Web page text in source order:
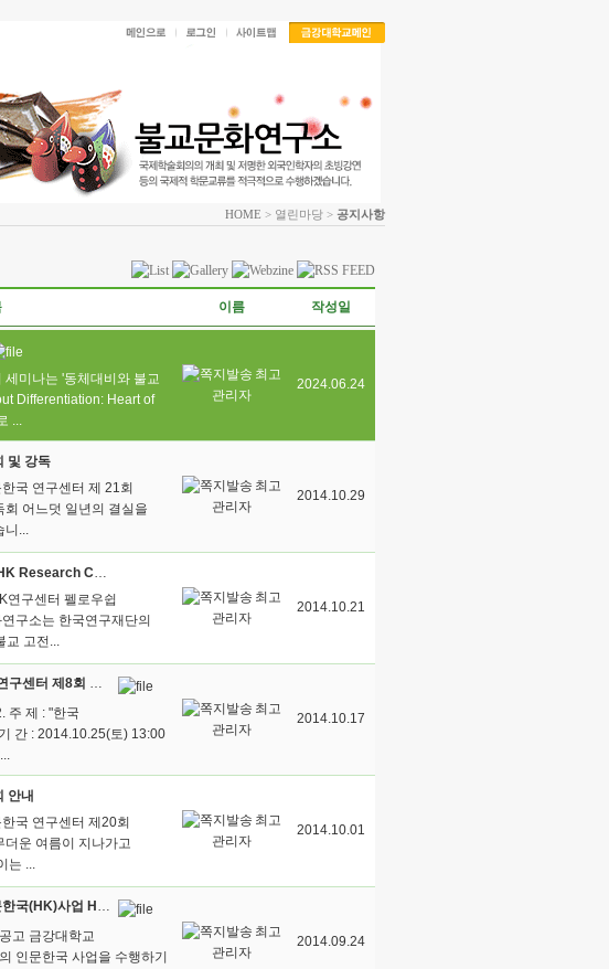
HOME > 열린마당 > 공지사항
이름 작성일
미나는 '동체대비와 불교
Differentiation: Heart of
...
최고
관리자
2024.06.24
및 강독
국 연구센터 제 21회
어느덧 일년의 결실을
...
최고
관리자
2014.10.29
연구센터 펠로우쉽
구소는 한국연구재단의
고전...
최고
관리자
2014.10.21
주 제 : "한국
간 : 2014.10.25(토) 13:00
최고
관리자
2014.10.17
안내
국 연구센터 제20회
운 여름이 지나가고
...
최고
관리자
2014.10.01
고 금강대학교
인문한국 사업을 수행하기
최고
관리자
2014.09.24